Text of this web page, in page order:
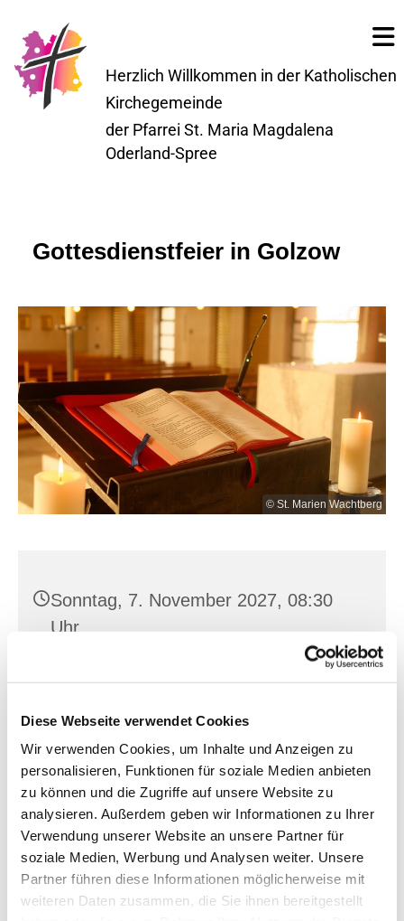
Diese Webseite verwendet Cookies
Wir verwenden Cookies, um Inhalte und Anzeigen zu
personalisieren, Funktionen für soziale Medien anbieten
zu können und die Zugriffe auf unsere Website zu
analysieren. Außerdem geben wir Informationen zu Ihrer
Verwendung unserer Website an unsere Partner für
soziale Medien, Werbung und Analysen weiter. Unsere
Partner führen diese Informationen möglicherweise mit
weiteren Daten zusammen, die Sie ihnen bereitgestellt
Herzlich Willkommen in der Katholischen
Kirchegemeinde
der Pfarrei St. Maria Magdalena
Oderland-Spree
Gottesdienstfeier in Golzow
© St. Marien Wachtberg
Sonntag, 7. November 2027, 08:30
Uhr